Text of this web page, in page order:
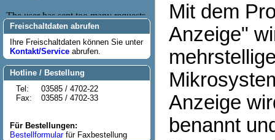
Freischaltdaten abrufen
Ihre Freischaltdaten können Sie unter
Kontakt/Service abrufen.
Hotline / Bestellung
Tel:
Fax:
03585 / 4702-22
03585 / 4702-33
Für Bestellungen:
Bestellformularfür Faxbestellung
Mit dem
Anzeige"
Anzeige
benannt